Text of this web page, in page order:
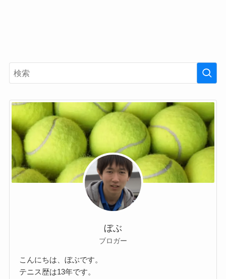
ぼぶ
ブロガー
こんにちは、ぼぶです。
テニス歴は13年です。